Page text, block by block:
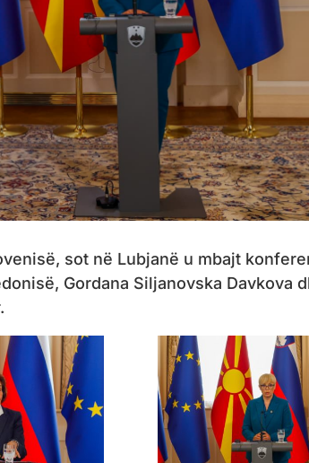
sot në Lubjanë u mbajt
Gordana Siljanovska Davkova